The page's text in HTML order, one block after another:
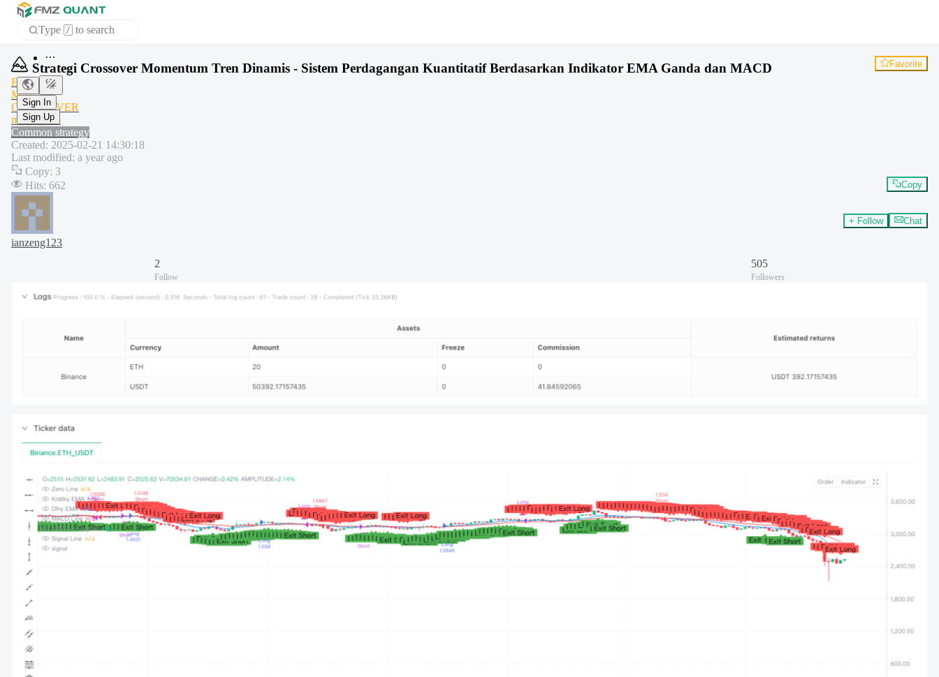
Type / to search
APP
Sign In
Sign Up
Strategi Crossover Momentum Tren Dinamis - Sistem Perdagangan Kuantitatif Berdasarkan Indikator EMA Ganda dan MACD Favorite
EMA
MACD
CROSSOVER
momentum
Common strategy
Created: 2025-02-21 14:30:18
Last modified: a year ago
Copy: 3
Hits: 662 Copy
ianzeng123
+ Follow Chat
2
Follow
505
Followers